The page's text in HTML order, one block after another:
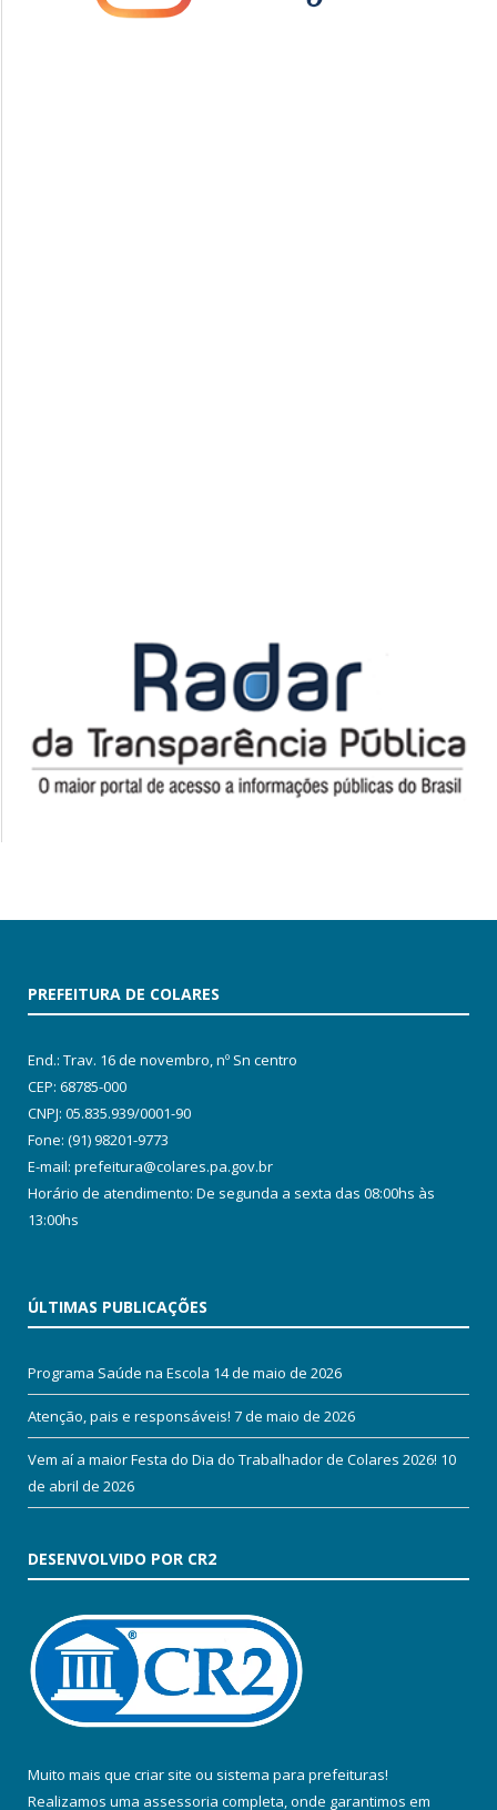
PREFEITURA DE COLARES
End.: Trav. 16 de novembro, nº Sn centro
CEP: 68785-000
CNPJ: 05.835.939/0001-90
Fone: (91) 98201-9773
E-mail: prefeitura@colares.pa.gov.br
Horário de atendimento: De segunda a sexta das 08:00hs às
13:00hs
ÚLTIMAS PUBLICAÇÕES
Programa Saúde na Escola 14 de maio de 2026
Atenção, pais e responsáveis! 7 de maio de 2026
Vem aí a maior Festa do Dia do Trabalhador de Colares 2026! 10
de abril de 2026
DESENVOLVIDO POR CR2
Muito mais que criar site ou sistema para prefeituras!
Realizamos uma assessoria completa, onde garantimos em